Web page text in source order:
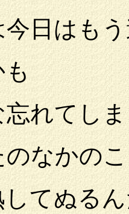
はもう
てしま
かのこ
ぬるん